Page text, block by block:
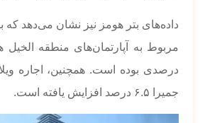
داده‌های بتر هومز نیز نشان می‌دهد که
درصدی بوده است. همچنین، اجاره
جمیرا ۶.۵ درصد افزایش یافته است.